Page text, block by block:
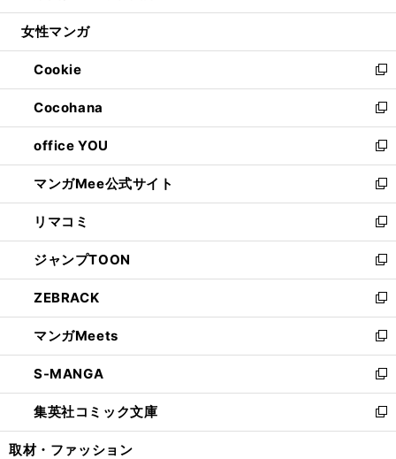
開
ウ
開
く
ン
ウ
で
開
く
ウ
ン
ド
ウ
で
開
く
し
ウ
ィ
ン
ド
ウ
で
開
く
女性マンガ
Cookie
新
し
い
ウ
ィ
ン
ド
ウ
で
開
く
Cocohana
新
し
い
ウ
ィ
ン
ド
ウ
で
開
く
office YOU
新
し
い
ウ
ィ
ン
ド
ウ
で
開
く
マンガMee公式サイト
新
し
い
ウ
ィ
ン
ド
ウ
で
開
く
リマコミ
新
し
い
ウ
ィ
ン
ド
ウ
で
開
く
ジャンプTOON
新
し
い
ウ
ィ
ン
ド
ウ
で
開
ZEBRACK
新
し
い
ウ
ィ
ン
ド
ウ
マンガMeets
新
し
い
ウ
ィ
ン
S-MANGA
新
し
い
ウ
集英社コミック文庫
新
し
取材・ファッション